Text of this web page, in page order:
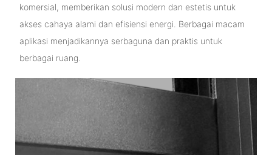
komersial, memberikan solusi modern dan estetis untuk
akses cahaya alami dan efisiensi energi. Berbagai macam
aplikasi menjadikannya serbaguna dan praktis untuk
berbagai ruang.